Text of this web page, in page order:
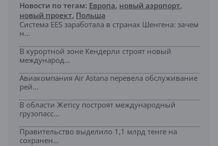
Новости по тегам: Европа, новый аэропорт,
новый проект, Польша
Система EES заработала в странах Шенгена: зачем
н...
В курортной зоне Кендерли строят новый
международ...
Авиакомпания Air Astana перевела обслуживание
рей...
В области Жетісу построят международный
грузопасс...
Правительство выделило 1,1 млрд тенге на
сохранен...